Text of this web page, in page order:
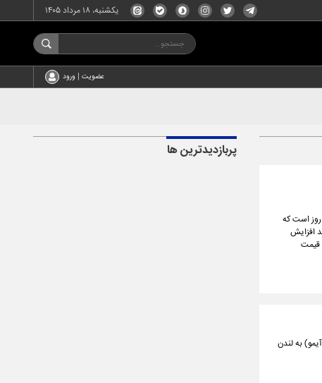
یکشنبه، ۱۸ مرداد ۱۴۰۵
عضویت | ورود
و سایپا قیمت محصولات تولیدی خود را افزایش دادند. این افزایش قیمت در حالی رقم خورده که دولت چهاردهم حدود ۱۰۰ روز است که
افزایش
قیمت
به لندن
پربازدیدترین ها